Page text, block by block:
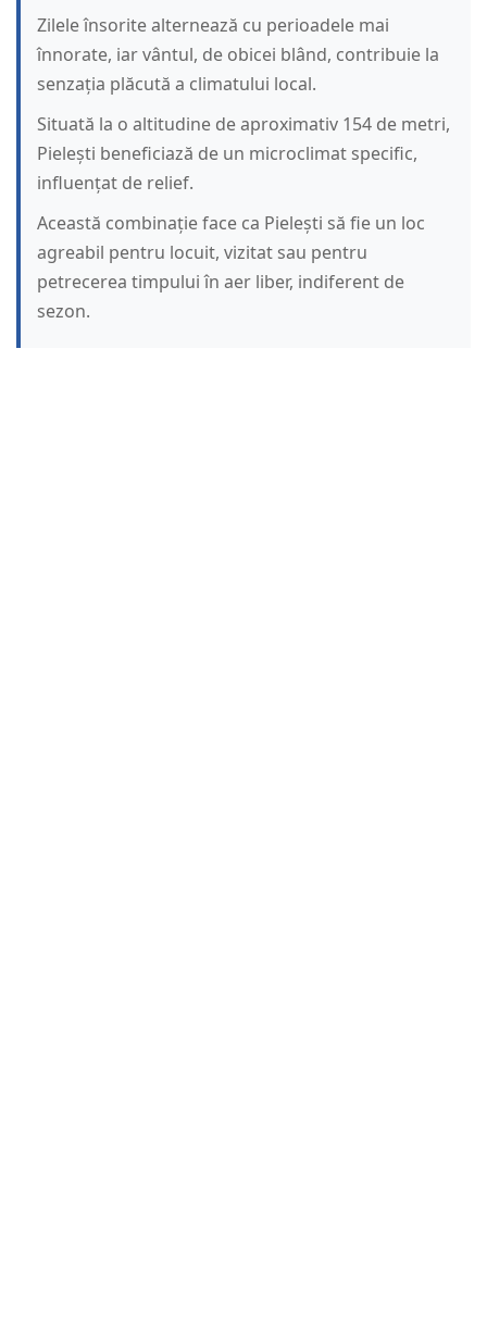
Zilele însorite alternează cu perioadele mai
înnorate, iar vântul, de obicei blând, contribuie la
senzația plăcută a climatului local.
Situată la o altitudine de aproximativ 154 de metri,
Pielești beneficiază de un microclimat specific,
influențat de relief.
Această combinație face ca Pielești să fie un loc
agreabil pentru locuit, vizitat sau pentru
petrecerea timpului în aer liber, indiferent de
sezon.